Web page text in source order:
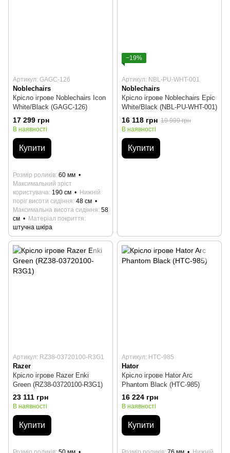
Артикул: GAGC-126
Noblechairs
Крісло ігрове Noblechairs Icon
White/Black (GAGC-126)
17 299 грн
В наявності
Купити
Розмір роликів 60 мм
Максимальний зріст
користувача 190 см
Нижній
поріг висоти сидіння 48 см
Максимальна висота сидіння 58
см
Матеріал покриття
штучна шкіра
−19%
Артикул: NBL-PU-WHT-001
Noblechairs
Крісло ігрове Noblechairs Epic
White/Black (NBL-PU-WHT-001)
16 118 грн 19 999 грн
В наявності
Купити
Артикул: RZ38-03720100-R3G1
Razer
Крісло ігрове Razer Enki
Green (RZ38-03720100-R3G1)
23 111 грн
В наявності
Купити
Артикул: HTC-985
Hator
Крісло ігрове Hator Arc
Phantom Black (HTC-985)
16 224 грн
В наявності
Купити